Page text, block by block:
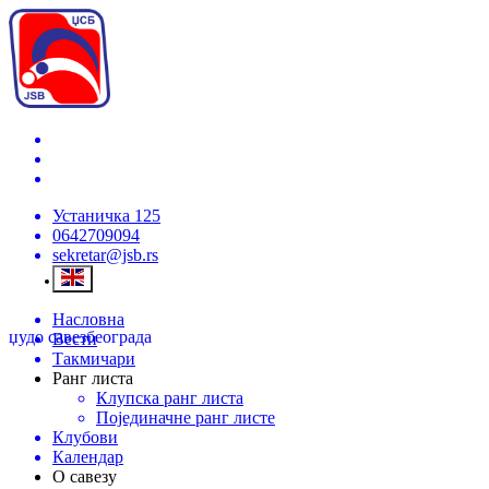
Устаничка 125
0642709094
sekretar@jsb.rs
џудо савезбеограда
Насловна
Вести
Такмичари
Ранг листа
Клупска ранг листа
Појединачне ранг листе
Клубови
Календар
О савезу